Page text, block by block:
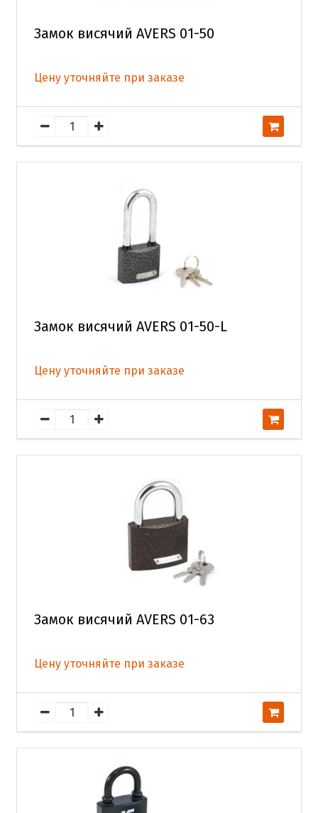
Замок висячий AVERS 01-50
Цену уточняйте при заказе
Замок висячий AVERS 01-50-L
Цену уточняйте при заказе
Замок висячий AVERS 01-63
Цену уточняйте при заказе